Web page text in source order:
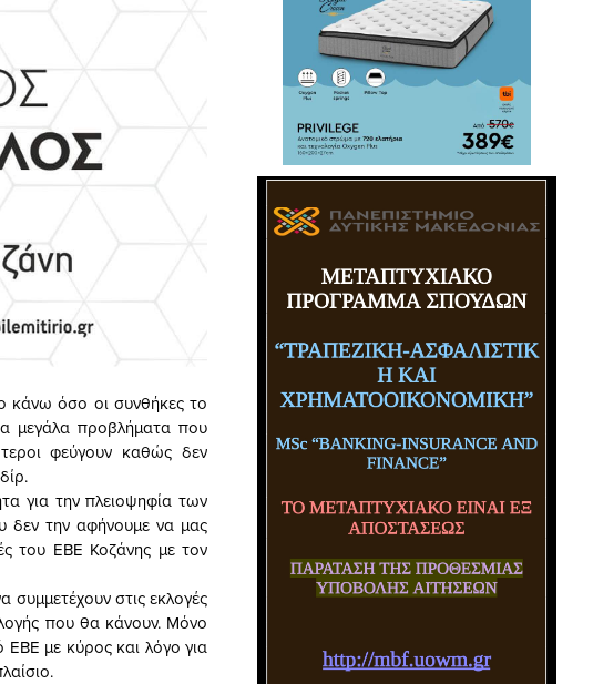
κάνω όσο οι συνθήκες το
μεγάλα προβλήματα που
φεύγουν καθώς δεν
για την πλειοψηφία των
δεν την αφήνουμε να μας
του ΕΒΕ Κοζάνης με τον
στις εκλογές
που θα κάνουν. Μόνο
ΕΒΕ με κύρος και λόγο για